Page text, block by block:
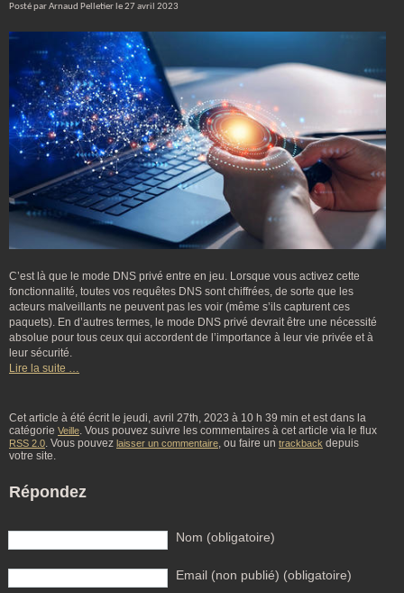
Posté par Arnaud Pelletier le 27 avril 2023
C’est là que le mode DNS privé entre en jeu. Lorsque vous activez cette
fonctionnalité, toutes vos requêtes DNS sont chiffrées, de sorte que les
acteurs malveillants ne peuvent pas les voir (même s’ils capturent ces
paquets). En d’autres termes, le mode DNS privé devrait être une nécessité
absolue pour tous ceux qui accordent de l’importance à leur vie privée et à
leur sécurité.
Lire la suite …
Cet article à été écrit le jeudi, avril 27th, 2023 à 10 h 39 min et est dans la
catégorie Veille . Vous pouvez suivre les commentaires à cet article via le flux
RSS 2.0 . Vous pouvez laisser un commentaire , ou faire un trackback depuis
votre site.
Répondez
Nom (obligatoire)
Email (non publié) (obligatoire)